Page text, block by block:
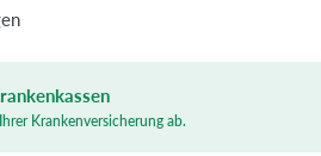
Krankenversicherung ab.